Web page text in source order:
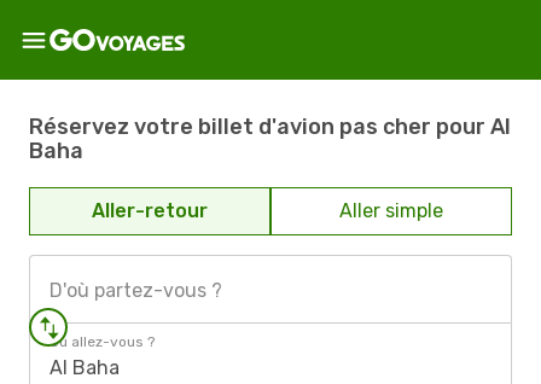
Réservez votre billet d'avion pas cher pour Al
Baha
Aller-retour Aller simple
D'où partez-vous ?
Où allez-vous ?
Al Baha